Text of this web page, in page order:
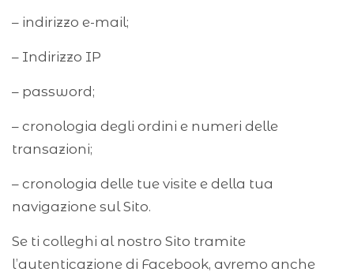
– indirizzo e-mail;
– Indirizzo IP
– password;
– cronologia degli ordini e numeri delle
transazioni;
– cronologia delle tue visite e della tua
navigazione sul Sito.
Se ti colleghi al nostro Sito tramite
l’autenticazione di Facebook, avremo anche